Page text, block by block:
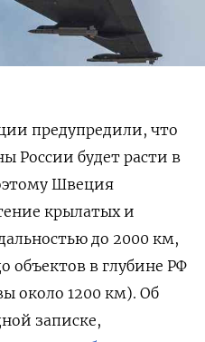
предупредили, что
России будет расти в
Швеция
крылатых и
до 2000 км,
объектов в глубине РФ
около 1200 км). Об
записке,